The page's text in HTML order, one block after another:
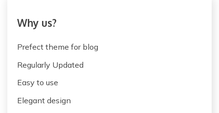
Why us?
Prefect theme for blog
Regularly Updated
Easy to use
Elegant design